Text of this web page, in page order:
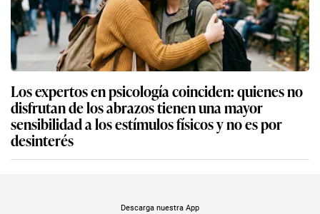
Los expertos en psicología coinciden: quienes no
disfrutan de los abrazos tienen una mayor
sensibilidad a los estímulos físicos y no es por
desinterés
Descarga nuestra App